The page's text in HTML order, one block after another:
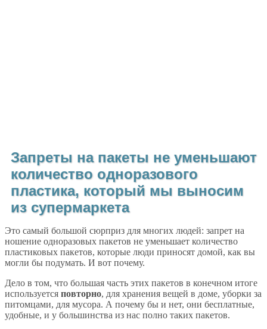
Запреты на пакеты не уменьшают
количество одноразового
пластика, который мы выносим
из супермаркета
Это самый большой сюрприз для многих людей: запрет на
ношение одноразовых пакетов не уменьшает количество
пластиковых пакетов, которые люди приносят домой, как вы
могли бы подумать. И вот почему.
Дело в том, что большая часть этих пакетов в конечном итоге
используется повторно, для хранения вещей в доме, уборки за
питомцами, для мусора. А почему бы и нет, они бесплатные,
удобные, и у большинства из нас полно таких пакетов.